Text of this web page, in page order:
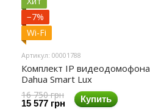
−7%
Wi-Fi
Артикул: 00001788
Комплект IP видеодомофона
Dahua Smart Lux
16 750 грн
15 577 грн Купить